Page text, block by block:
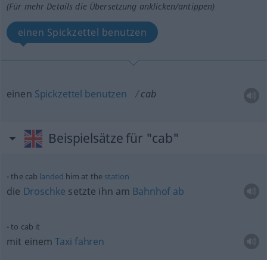
(Für mehr Details die Übersetzung anklicken/antippen)
einen Spickzettel benutzen
einen Spickzettel benutzen cab
Beispielsätze für "cab"
the cab landed him at the station
die Droschke setzte ihn am Bahnhof ab
to cab it
mit einemTaxi fahren